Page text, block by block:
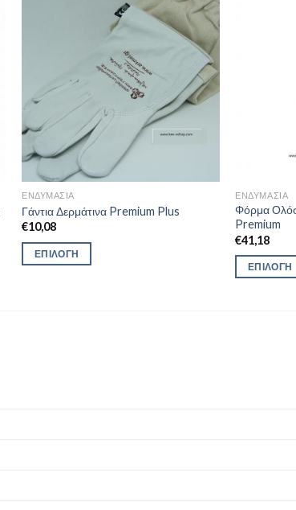
Add to
Wishlist
ΕΝΔΥΜΑΣΊΑ
Γάντια Δερμάτινα Premium Plus
€10,08
ΕΠΙΛΟΓΉ
ΕΝΔΥΜΑΣΊΑ
Φόρμα
Premium
€41,18
ΕΠΙΛΟΓΉ